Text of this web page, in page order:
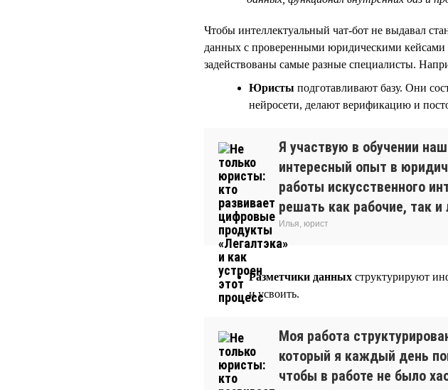
Чтобы интеллектуальный чат-бот не выдавал
данных с проверенными юридическими кейсами
задействованы самые разные специалисты.
Юристы подготавливают базу. Они
нейросети, делают верификацию и
Я участвую в обучении
интересный опыт в
работы искусственного
решать как рабочие, так
Илья, юрист
Разметчики данных структурируют
и усвоить.
Моя работа
который я каждый день
чтобы в работе не было